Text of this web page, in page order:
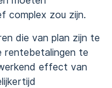
complex zou zijn.
die van plan zijn te
rentebetalingen te
effect van